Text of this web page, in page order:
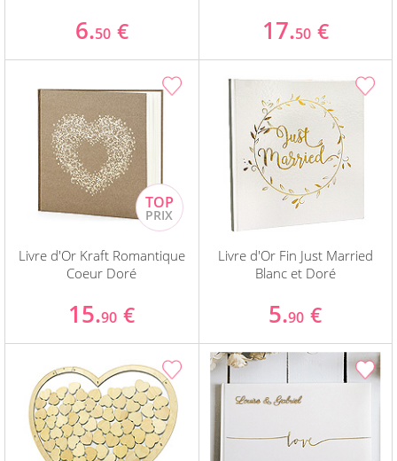
6.50 € 17.50 €
Livre d'Or Kraft Romantique
Coeur Doré
15.90 €
Livre d'Or Fin Just Married
Blanc et Doré
5.90 €